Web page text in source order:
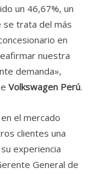
un 46,67%, un
se trata del más
en
nuestra
demanda»,
Volkswagen Perú.
el mercado
clientes una
experiencia
General de